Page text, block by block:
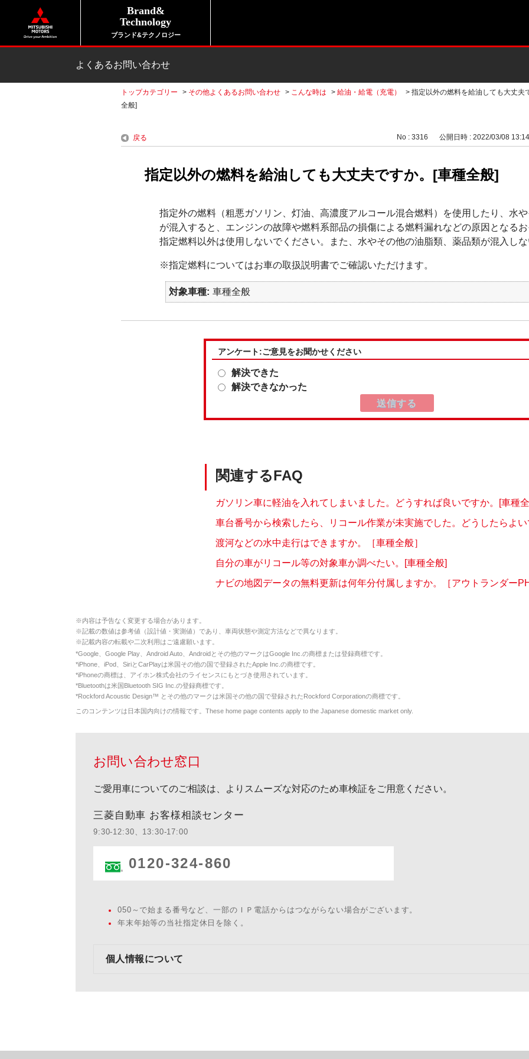
Brand&
Technology
ブランド&テクノロジー
よくあるお問い合わせ
トップカテゴリー > その他よくあるお問い合わせ > こんな時は > 給油・給電（充電） > 指定以外の燃料を給油しても大丈夫
全般]
戻る No : 3316 公開日時 : 2022/03/08 13:14
指定以外の燃料を給油しても大丈夫ですか。[車種全般]
指定外の燃料（粗悪ガソリン、灯油、高濃度アルコール混合燃料）を使用したり、水
が混入すると、エンジンの故障や燃料系部品の損傷による燃料漏れなどの原因となる
指定燃料以外は使用しないでください。また、水やその他の油脂類、薬品類が混入し
※指定燃料についてはお車の取扱説明書でご確認いただけます。
対象車種 車種全般
アンケート:ご意見をお聞かせください
解決できた
解決できなかった
関連するFAQ
ガソリン車に軽油を入れてしまいました。どうすれば良いですか。[車種
車台番号から検索したら、リコール作業が未実施でした。どうしたらよい
渡河などの水中走行はできますか。［車種全般］
自分の車がリコール等の対象車か調べたい。[車種全般]
ナビの地図データの無料更新は何年分付属しますか。［アウトランダー
※内容は予告なく変更する場合があります。
※記載の数値は参考値（設計値・実測値）であり、車両状態や測定方法などで異なります。
※記載内容の転載や二次利用はご遠慮願います。
*Google、Google Play、Android Auto、Androidとその他のマークはGoogle Inc.の商標または登録商標です。
*iPhone、iPod、SiriとCarPlayは米国その他の国で登録されたApple Inc.の商標です。
*iPhoneの商標は、アイホン株式会社のライセンスにもとづき使用されています。
*Bluetoothは米国Bluetooth SIG Inc.の登録商標です。
*Rockford Acoustic Design™ とその他のマークは米国その他の国で登録されたRockford Corporationの商標です。
このコンテンツは日本国内向けの情報です。These home page contents apply to the Japanese domestic market only.
お問い合わせ窓口
ご愛用車についてのご相談は、よりスムーズな対応のため車検証をご用意ください。
三菱自動車 お客様相談センター
9:30-12:30、13:30-17:00
0120-324-860
050～で始まる番号など、一部のＩＰ電話からはつながらない場合がございます。
年末年始等の当社指定休日を除く。
個人情報について